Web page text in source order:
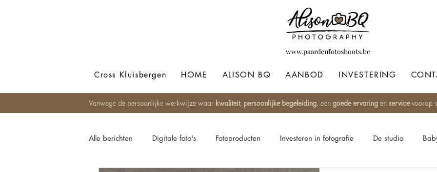
www.paardenfotoshoots.be
Cross Kluisbergen HOME ALISON BQ AANBOD INVESTERING
Vanwege de persoonlijke werkwijze waar kwaliteit, persoonlijke begeleiding, een goede ervaring en servicevoorop
Alle berichten Digitale foto's Fotoproducten Investeren in fotografie De studio